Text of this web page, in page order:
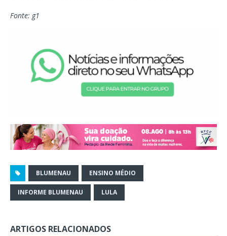
Fonte: g1
BLUMENAU ENSINO MÉDIO
INFORME BLUMENAU LULA
ARTIGOS RELACIONADOS